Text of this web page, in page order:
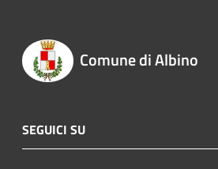
Comune di Albino
SEGUICI SU